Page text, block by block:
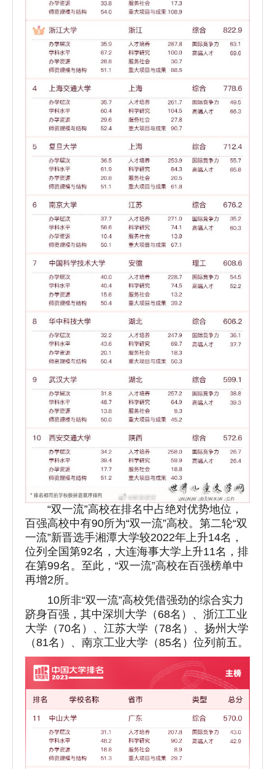
“双一流”高校在排名中占绝对优势地位，
百强高校中有90所为“双一流”高校。第二轮“双
一流”新晋选手湘潭大学较2022年上升14名，
位列全国第92名，大连海事大学上升11名，排
在第99名。至此，“双一流”高校在百强榜单中
再增2所。
10所非“双一流”高校凭借强劲的综合实力
跻身百强，其中深圳大学（68名）、浙江工业
大学（70名）、江苏大学（78名）、扬州大学
（81名）、南京工业大学（85名）位列前五。